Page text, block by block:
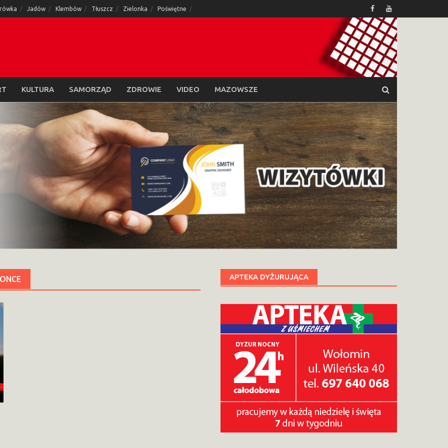
Jadów Klembów Tłuszcz Zielonka Poświętne
KULTURA SAMORZĄD ZDROWIE VIDEO MAZOWSZE
APTEKA DYŻURUJĄCA